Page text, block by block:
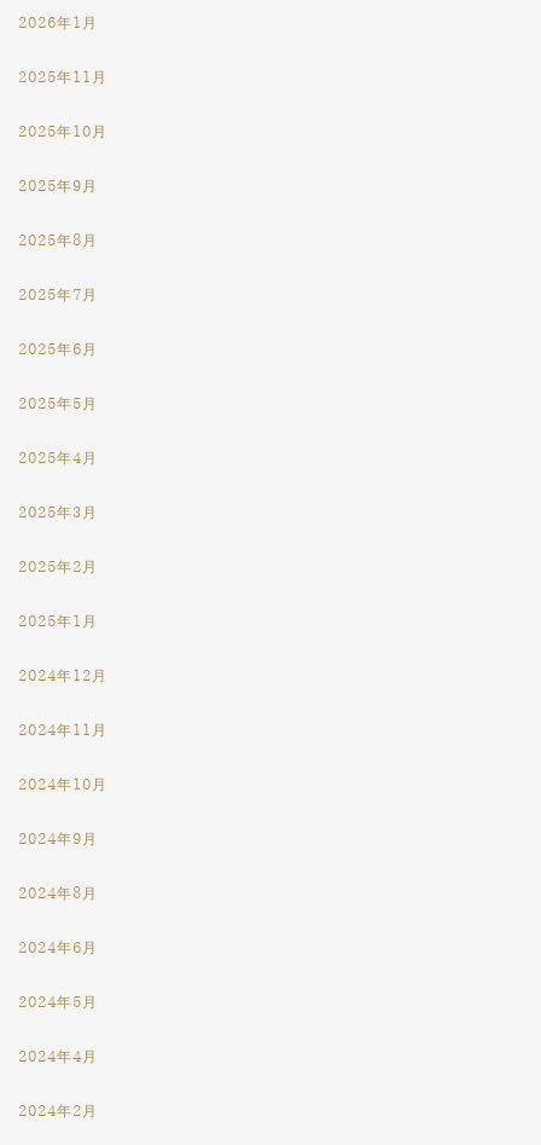
2026年1月
2025年11月
2025年10月
2025年9月
2025年8月
2025年7月
2025年6月
2025年5月
2025年4月
2025年3月
2025年2月
2025年1月
2024年12月
2024年11月
2024年10月
2024年9月
2024年8月
2024年6月
2024年5月
2024年4月
2024年2月